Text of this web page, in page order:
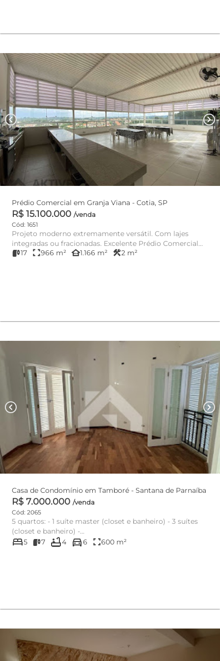
chevron_left chevron_right
Prédio Comercial em Granja Viana - Cotia, SP
R$ 15.100.000 /venda
Cód: 1651
Projeto moderno extremamente versátil. Com lajes
integradas ou fracionadas. Excelente Prédio Comercial
na melhor locali...
17 fullscreen966 m² other_houses1.166 m² construction2 m²
chevron_left chevron_right
Casa de Condomínio em Tamboré - Santana de Parnaíba
R$ 7.000.000 /venda
Cód: 2065
5 quartos: - 1 suíte master (closet e banheiro) - 3 suítes
(closet e banheiro) -...
bed5 7 bathtub4 directions_car6 fullscreen600 m²